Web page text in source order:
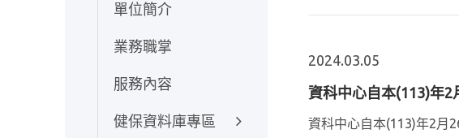
單位簡介
業務職掌
服務內容
健保資料庫專區
2024.03.05
資科中心自本(113)年2
資科中心自本(113)年2月